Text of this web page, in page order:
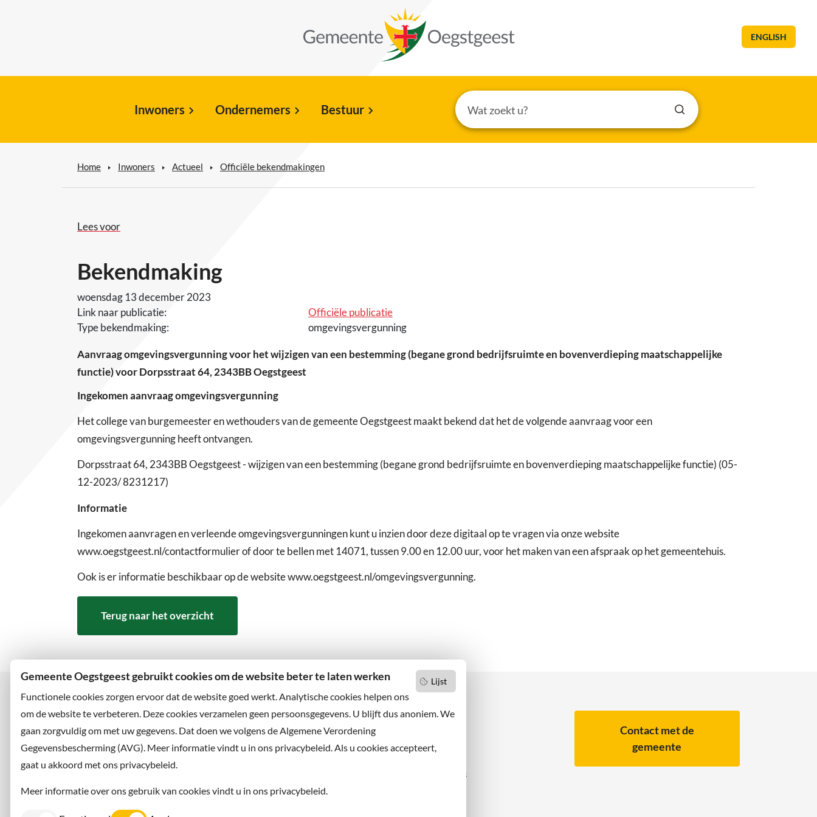
Lijst
Gemeente Oegstgeest gebruikt cookies om de website beter te laten werken
Functionele cookies zorgen ervoor dat de website goed werkt. Analytische cookies helpen ons
om de website te verbeteren. Deze cookies verzamelen geen persoonsgegevens. U blijft dus anoniem. We
gaan zorgvuldig om met uw gegevens. Dat doen we volgens de Algemene Verordening
Gegevensbescherming (AVG). Meer informatie vindt u in ons privacybeleid. Als u cookies accepteert,
gaat u akkoord met ons privacybeleid.
Meer informatie over ons gebruik van cookies vindt u in ons privacybeleid.
ENGLISH
Inwoners Ondernemers Bestuur
Home Inwoners Actueel Officiële bekendmakingen
Lees voor
Bekendmaking
woensdag 13 december 2023
Link naar publicatie:
Officiële publicatie
Type bekendmaking:
omgevingsvergunning
Aanvraag omgevingsvergunning voor het wijzigen van een bestemming (begane grond bedrijfsruimte en bovenverdieping maatschappelijke
functie) voor Dorpsstraat 64, 2343BB Oegstgeest
Ingekomen aanvraag omgevingsvergunning
Het college van burgemeester en wethouders van de gemeente Oegstgeest maakt bekend dat het de volgende aanvraag voor een
omgevingsvergunning heeft ontvangen.
Dorpsstraat 64, 2343BB Oegstgeest - wijzigen van een bestemming (begane grond bedrijfsruimte en bovenverdieping maatschappelijke functie) (05-
12-2023/ 8231217)
Informatie
Ingekomen aanvragen en verleende omgevingsvergunningen kunt u inzien door deze digitaal op te vragen via onze website
www.oegstgeest.nl/contactformulier of door te bellen met 14071, tussen 9.00 en 12.00 uur, voor het maken van een afspraak op het gemeentehuis.
Ook is er informatie beschikbaar op de website www.oegstgeest.nl/omgevingsvergunning.
Terug naar het overzicht
Bezoekadres
Rhijngeesterstraatweg 13
2342 AN Oegstgeest
Wilt u niets missen?
Abonneer u op onze nieuwsbrief
X
Instagram
Contact met de
gemeente